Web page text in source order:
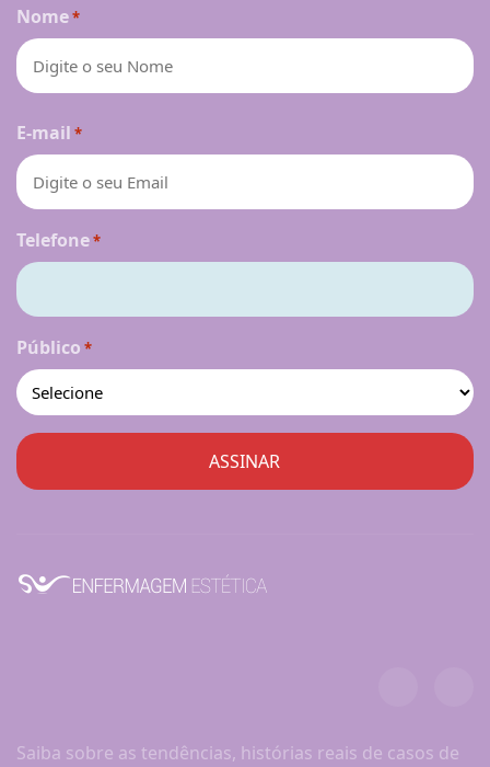
Nome*
E-mail *
Telefone*
Público *
Saiba sobre as tendências, histórias reais de casos de